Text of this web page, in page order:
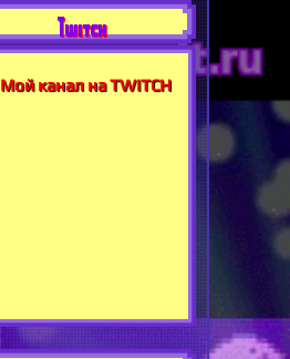
Twitch
Мой канал на TWITCH